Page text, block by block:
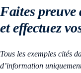
Faites preuve
et effectuez
Tous les exemples cités
d’information